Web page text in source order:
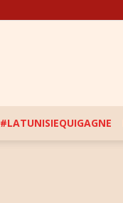
#LATUNISIEQUIGAGNE